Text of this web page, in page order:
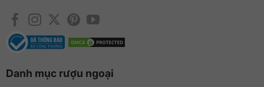
Danh mục rượu ngoại